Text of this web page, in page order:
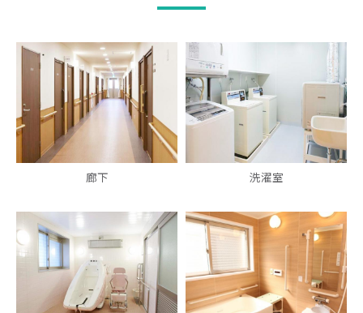
廊下 洗濯室